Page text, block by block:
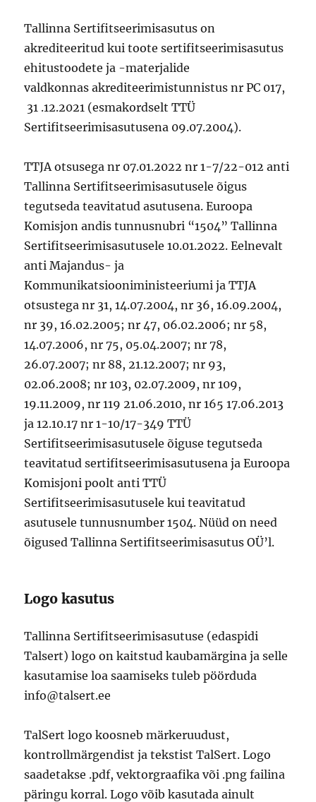
Tallinna Sertifitseerimisasutus on
akrediteeritud kui toote sertifitseerimisasutus
ehitustoodete ja -materjalide
valdkonnas akrediteerimistunnistus nr PC 017,
31 .12.2021 (esmakordselt TTÜ
Sertifitseerimisasutusena 09.07.2004).
TTJA otsusega nr 07.01.2022 nr 1-7/22-012 anti
Tallinna Sertifitseerimisasutusele õigus
tegutseda teavitatud asutusena. Euroopa
Komisjon andis tunnusnubri “1504” Tallinna
Sertifitseerimisasutusele 10.01.2022. Eelnevalt
anti Majandus- ja
Kommunikatsiooniministeeriumi ja TTJA
otsustega nr 31, 14.07.2004, nr 36, 16.09.2004,
nr 39, 16.02.2005; nr 47, 06.02.2006; nr 58,
14.07.2006, nr 75, 05.04.2007; nr 78,
26.07.2007; nr 88, 21.12.2007; nr 93,
02.06.2008; nr 103, 02.07.2009, nr 109,
19.11.2009, nr 119 21.06.2010, nr 165 17.06.2013
ja 12.10.17 nr 1-10/17-349 TTÜ
Sertifitseerimisasutusele õiguse tegutseda
teavitatud sertifitseerimisasutusena ja Euroopa
Komisjoni poolt anti TTÜ
Sertifitseerimisasutusele kui teavitatud
asutusele tunnusnumber 1504. Nüüd on need
õigused Tallinna Sertifitseerimisasutus OÜ’l.
Logo kasutus
Tallinna Sertifitseerimisasutuse (edaspidi
Talsert) logo on kaitstud kaubamärgina ja selle
kasutamise loa saamiseks tuleb pöörduda
info@talsert.ee
TalSert logo koosneb märkeruudust,
kontrollmärgendist ja tekstist TalSert. Logo
saadetakse .pdf, vektorgraafika või .png failina
päringu korral. Logo võib kasutada ainult